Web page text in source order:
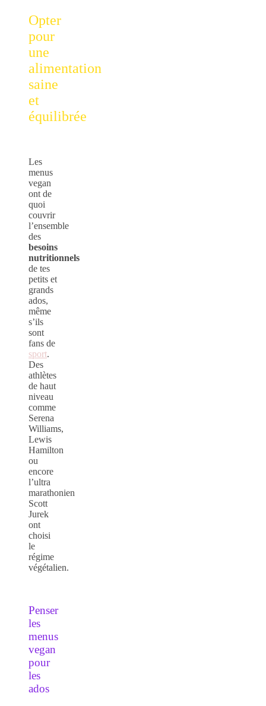
Opter
pour
une
alimentation
saine
et
équilibrée
Les
menus
vegan
ont de
quoi
couvrir
l’ensemble
des
besoins
nutritionnels
de tes
petits et
grands
ados,
même
s’ils
sont
fans de
sport.
Des
athlètes
de haut
niveau
comme
Serena
Williams,
Lewis
Hamilton
ou
encore
l’ultra
marathonien
Scott
Jurek
ont
choisi
le
régime
végétalien.
Penser
les
menus
vegan
pour
les
ados